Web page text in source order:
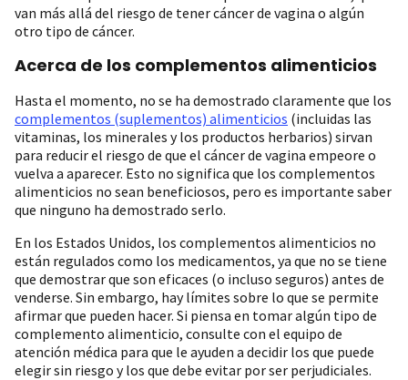
van más allá del riesgo de tener cáncer de vagina o algún
otro tipo de cáncer.
Acerca de los complementos alimenticios
Hasta el momento, no se ha demostrado claramente que los
complementos (suplementos) alimenticios (incluidas las
vitaminas, los minerales y los productos herbarios) sirvan
para reducir el riesgo de que el cáncer de vagina empeore o
vuelva a aparecer. Esto no significa que los complementos
alimenticios no sean beneficiosos, pero es importante saber
que ninguno ha demostrado serlo.
En los Estados Unidos, los complementos alimenticios no
están regulados como los medicamentos, ya que no se tiene
que demostrar que son eficaces (o incluso seguros) antes de
venderse. Sin embargo, hay límites sobre lo que se permite
afirmar que pueden hacer. Si piensa en tomar algún tipo de
complemento alimenticio, consulte con el equipo de
atención médica para que le ayuden a decidir los que puede
elegir sin riesgo y los que debe evitar por ser perjudiciales.